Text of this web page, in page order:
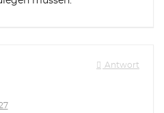
Antwort